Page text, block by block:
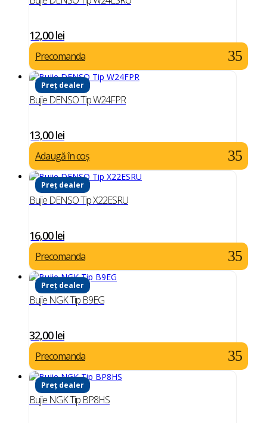
12,00lei
Precomanda
Preț dealer
Bujie DENSO Tip W24FPR
13,00lei
Adaugă în coș
Preț dealer
Bujie DENSO Tip X22ESRU
16,00lei
Precomanda
Preț dealer
Bujie NGK Tip B9EG
32,00lei
Precomanda
Preț dealer
Bujie NGK Tip BP8HS